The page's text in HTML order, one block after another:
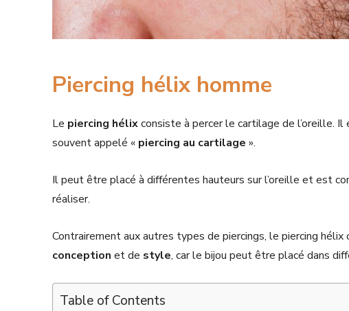
Piercing hélix homme
Le piercing hélixconsiste à percer le cartilage de l’oreille.
souvent appelé « piercing au cartilage ».
Il peut être placé à différentes hauteurs sur l’oreille et est
réaliser.
Contrairement aux autres types de piercings, le piercing hélix
conception et de style, car le bijou peut être placé dans
Table of Contents